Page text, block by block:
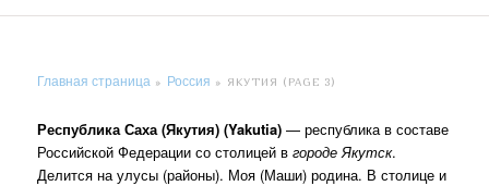
Главная страница » Россия » ЯКУТИЯ (PAGE 3)
Республика Саха (Якутия) (Yakutia) — республика в составе
Российской Федерации со столицей вгороде Якутск.
Делится на улусы (районы). Моя (Маши) родина. В столице и